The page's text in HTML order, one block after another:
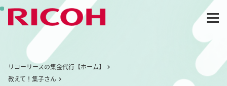
リコーリースの集金代行【ホーム】
教えて！集子さん